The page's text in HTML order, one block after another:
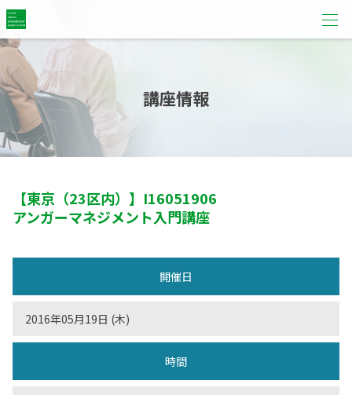
講座情報
【東京（23区内）】 I16051906
アンガーマネジメント入門講座
開催日
2016年05月19日 (木)
時間